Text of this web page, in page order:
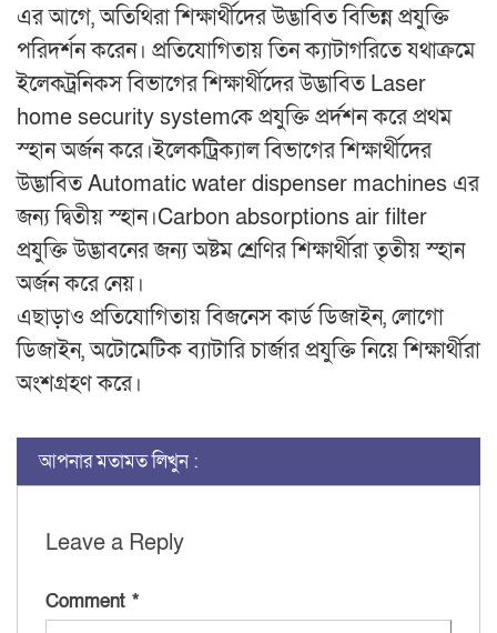
এর আগে, অতিথিরা শিক্ষার্থীদের উদ্ভাবিত বিভিন্ন প্রযুক্তি
পরিদর্শন করেন। প্রতিযোগিতায় তিন ক্যাটাগরিতে যথাক্রমে
ইলেকট্রনিকস বিভাগের শিক্ষার্থীদের উদ্ভাবিত Laser
home security systemকে প্রযুক্তি প্রর্দশন করে প্রথম
স্হান অর্জন করে।ইলেকট্রিক্যাল বিভাগের শিক্ষার্থীদের
উদ্ভাবিত Automatic water dispenser machines এর
জন্য দ্বিতীয় স্হান।Carbon absorptions air filter
প্রযুক্তি উদ্ভাবনের জন্য অষ্টম শ্রেণির শিক্ষার্থীরা তৃতীয় স্হান
অর্জন করে নেয়।
এছাড়াও প্রতিযোগিতায় বিজনেস কার্ড ডিজাইন, লোগো
ডিজাইন, অটোমেটিক ব্যাটারি চার্জার প্রযুক্তি নিয়ে শিক্ষার্থীরা
অংশগ্রহণ করে।
আপনার মতামত লিখুন :
Leave a Reply
Comment *